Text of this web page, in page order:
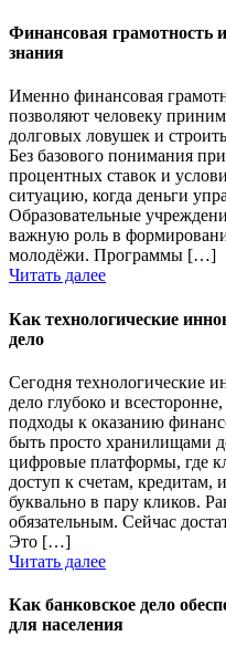
Финансовая грамотность
знания
Именно финансовая
позволяют человеку
долговых ловушек и
Без базового понимания
процентных ставок и
ситуацию, когда деньги
Образовательные
важную роль в
молодёжи. Программы […]
Читать далее
Как технологические
дело
Сегодня технологические
дело глубоко и
подходы к оказанию
быть просто хранилищами
цифровые платформы, где
доступ к счетам,
буквально в пару кликов.
обязательным. Сейчас
Это […]
Читать далее
Как банковское дело
для населения